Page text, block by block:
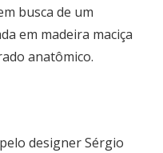
busca de um
em madeira maciça
anatômico.
designer Sérgio